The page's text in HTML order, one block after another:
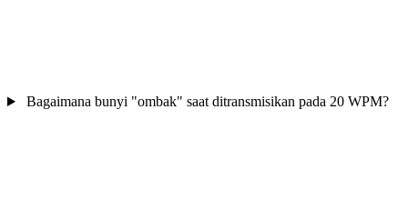
Bagaimana bunyi "ombak" saat ditransmisikan pada 20 WPM?